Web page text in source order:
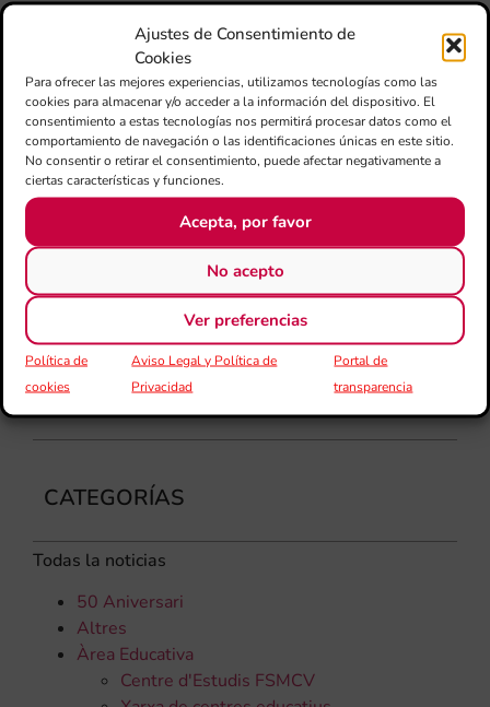
Ajustes de Consentimiento de
Cookies
Para ofrecer las mejores experiencias, utilizamos tecnologías como las
cookies para almacenar y/o acceder a la información del dispositivo. El
consentimiento a estas tecnologías nos permitirá procesar datos como el
comportamiento de navegación o las identificaciones únicas en este sitio.
No consentir o retirar el consentimiento, puede afectar negativamente a
ciertas características y funciones.
Acepta, por favor
No acepto
Ver preferencias
Política de
cookies
Aviso Legal y Política de
Privacidad
Portal de
transparencia
CATEGORÍAS
Todas la noticias
50 Aniversari
Altres
Àrea Educativa
Centre d'Estudis FSMCV